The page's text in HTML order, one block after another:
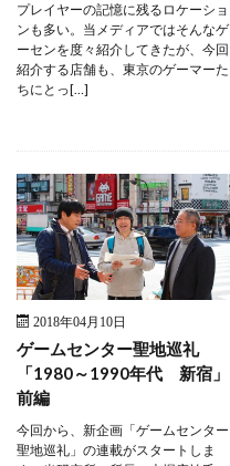
プレイヤーの記憶に残るロケーショ
ンも多い。当メディアではそんなゲ
ーセンを度々紹介してきたが、今回
紹介する店舗も、東京のゲーマーた
ちにとっ[…]
2018年04月10日
ゲームセンター聖地巡礼
「1980～1990年代 新宿」
前編
今回から、新企画「ゲームセンター
聖地巡礼」の連載がスタートしま